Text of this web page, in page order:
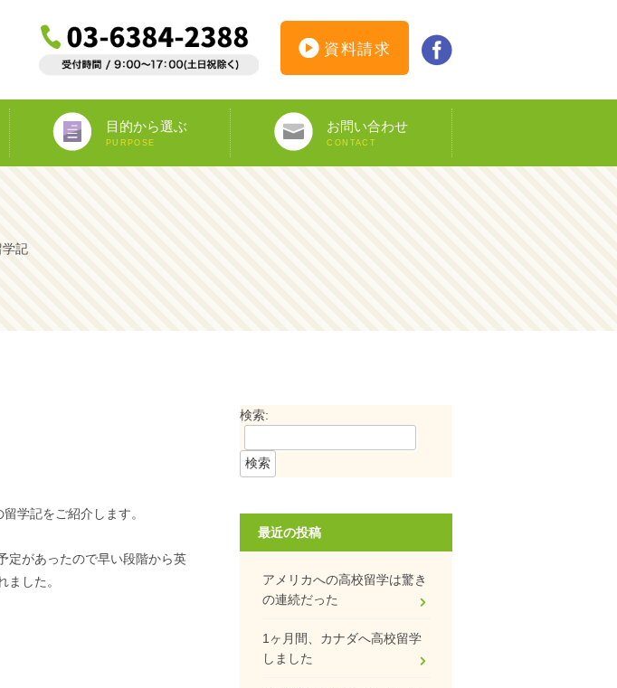
資料請求
目的から選ぶ
PURPOSE
語学留学
教師宅ホームステイ
中学/高校正規留学
大学正規留学
専門留学
語学プラスα
海外ボランティア
海外インターンシップ
オペア
ワーキングホリデー
お問い合わせ
CONTACT
カウンセリング予約
資料請求
オンライン申し込み
インターンシップ仮登録
ビザ申請サポート
DS-160
学記
学記をご紹介します。
定があったので早い段階から英
した。
検索:
最近の投稿
アメリカへの高校留学は驚き
の連続だった
1ヶ月間、カナダへ高校留学
しました